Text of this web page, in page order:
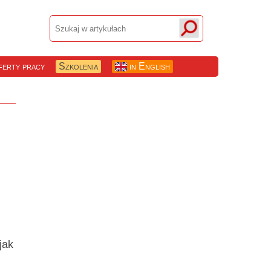
pracy Szkolenia in English